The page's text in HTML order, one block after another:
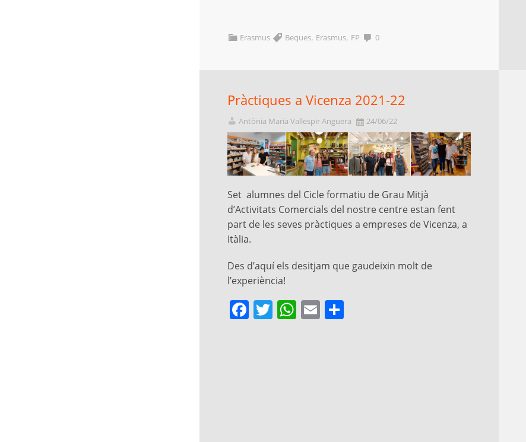
Erasmus Beques, Erasmus, FP 0
Pràctiques a Vicenza 2021-22
Antònia Maria Vallespir Anguera 24/06/22
Set alumnes del Cicle formatiu de Grau Mitjà
d’Activitats Comercials del nostre centre estan fent
part de les seves pràctiques a empreses de Vicenza, a
Itàlia.
Des d’aquí els desitjam que gaudeixin molt de
l’experiència!
Facebook
Twitter
WhatsApp
Email